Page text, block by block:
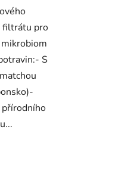
filtrátu pro
S